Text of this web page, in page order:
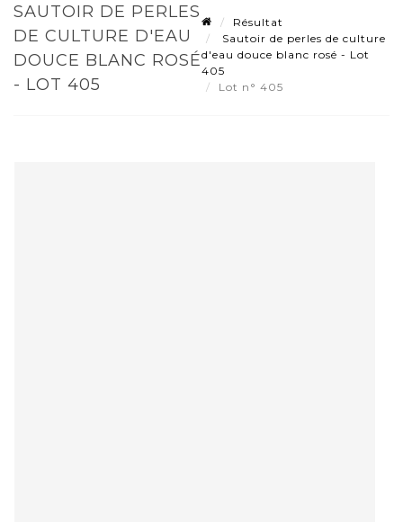
SAUTOIR DE PERLES
DE CULTURE D'EAU
DOUCE BLANC ROSÉ
- LOT 405
Résultat
Sautoir de perles de culture
d'eau douce blanc rosé - Lot
405
Lot n° 405